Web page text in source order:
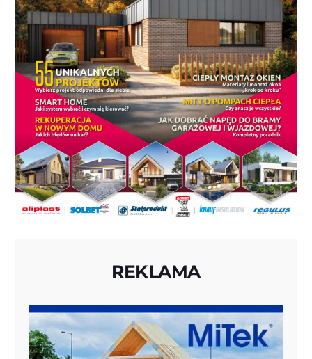
REKLAMA